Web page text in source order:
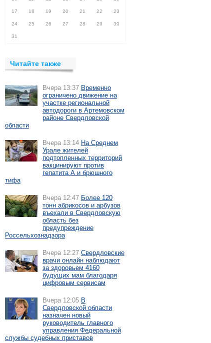
17 18 19 20 21 22 23
24 25 26 27 28 29 30
31
Читайте также
Вчера 13:37 Временно
ограничено движение на
участке региональной
автодороги в Артемовском
районе Свердловской
области
Вчера 13:14 На Среднем
Урале жителей
подтопленных территорий
вакцинируют против
гепатита А и брюшного
тифа
Вчера 12:47 Более 120
тонн абрикосов и арбузов
въехали в Свердловскую
область без
предупреждение
Россельхознадзора
Вчера 12:27 Свердловские
врачи онлайн наблюдают
за здоровьем 4160
будущих мам благодаря
цифровым сервисам
Вчера 12:05 В
Свердловской области
назначен новый
руководитель главного
управления Федеральной
службы судебных приставов